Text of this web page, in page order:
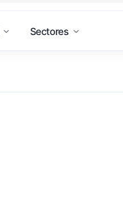
Sectores